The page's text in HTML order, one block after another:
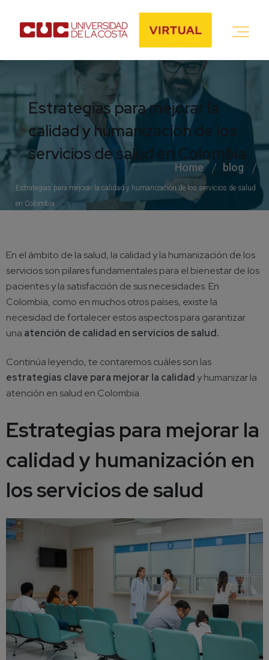
Estrategias para mejorar la
calidad y humanización de los
servicios de salud en Colombia
Home blog
Estrategias para mejorar la calidad y humanización de los servicios de salud
en Colombia
En el ámbito de la salud, la calidad y la humanización de los
servicios son pilares fundamentales para el bienestar de los
pacientes y la satisfacción de sus necesidades. En
Colombia, como en muchos otros países, existe la
necesidad de fortalecer estos aspectos para garantizar
una atención de calidad en servicios de salud.
Continúa leyendo, te contaremos cuáles son las
estrategias clave para mejorar la calidady humanizar la
atención en salud en Colombia.
Estrategias para mejorar la
calidad y humanización en
los servicios de salud